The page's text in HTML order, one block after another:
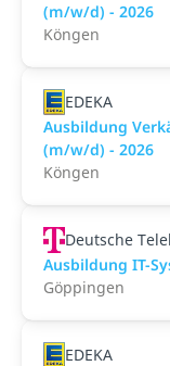
(m/w/d) - 2026
Köngen
EDEKA
Ausbildung
(m/w/d) - 2026
Köngen
Deutsche
Ausbildung IT-
Göppingen
EDEKA